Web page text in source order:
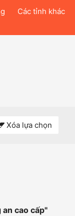
Các tỉnh khác
Xóa lựa chọn
cao cấp"